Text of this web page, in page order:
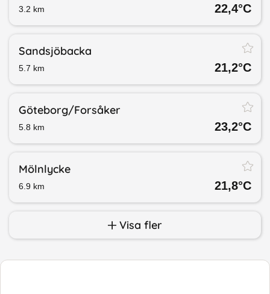
3.2 km 22,4°C
Sandsjöbacka
5.7 km 21,2°C
Göteborg/​Forsåker
5.8 km 23,2°C
Mölnlycke
6.9 km 21,8°C
Visa fler